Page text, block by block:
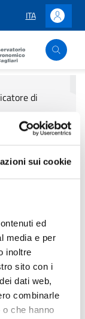
sui cookie
ed
media e per
inoltre
sito con i
dati web,
combinarle
che hanno
LINGUA
ITA Accedi
di
1. Le
annuale,
relativi agli
«indicatore